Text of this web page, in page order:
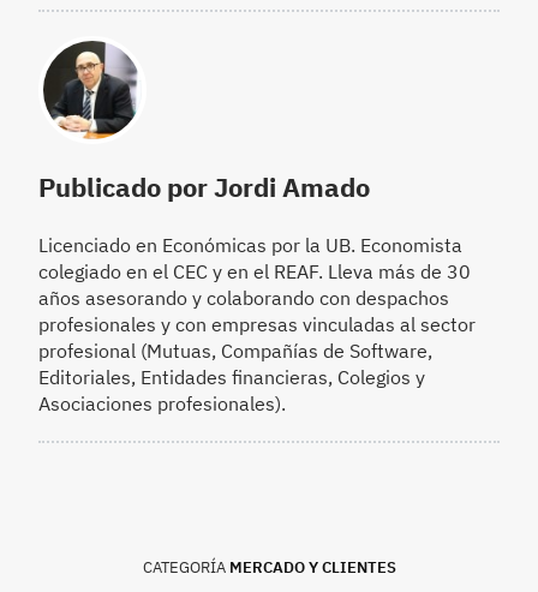
Publicado por Jordi Amado
Licenciado en Económicas por la UB. Economista
colegiado en el CEC y en el REAF. Lleva más de 30
años asesorando y colaborando con despachos
profesionales y con empresas vinculadas al sector
profesional (Mutuas, Compañías de Software,
Editoriales, Entidades financieras, Colegios y
Asociaciones profesionales).
CATEGORÍA MERCADO Y CLIENTES